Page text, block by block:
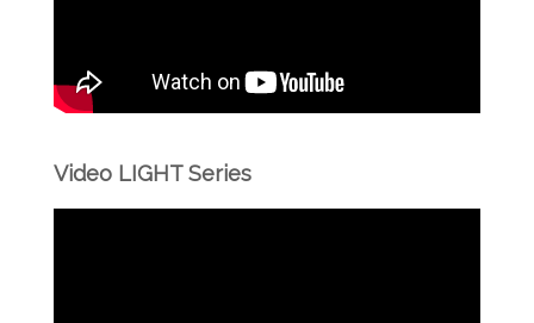
Video LIGHT Series